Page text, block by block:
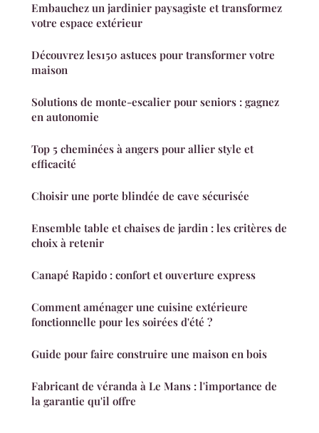
Embauchez un jardinier paysagiste et transformez
votre espace extérieur
Découvrez les150 astuces pour transformer votre
maison
Solutions de monte-escalier pour seniors : gagnez
en autonomie
Top 5 cheminées à angers pour allier style et
efficacité
Choisir une porte blindée de cave sécurisée
Ensemble table et chaises de jardin : les critères de
choix à retenir
Canapé Rapido : confort et ouverture express
Comment aménager une cuisine extérieure
fonctionnelle pour les soirées d'été ?
Guide pour faire construire une maison en bois
Fabricant de véranda à Le Mans : l'importance de
la garantie qu'il offre